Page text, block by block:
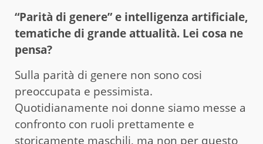
“Parità di genere” e intelligenza artificiale,
tematiche di grande attualità. Lei cosa ne
pensa?
Sulla parità di genere non sono cosi
preoccupata e pessimista.
Quotidianamente noi donne siamo messe a
confronto con ruoli prettamente e
storicamente maschili, ma non per questo